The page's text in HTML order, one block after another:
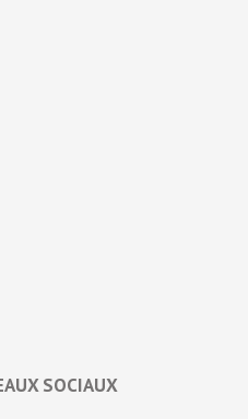
SOCIAUX